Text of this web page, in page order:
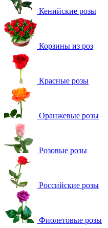
Кенийские розы
Корзины из роз
Красные розы
Оранжевые розы
Розовые розы
Российские розы
Фиолетовые розы